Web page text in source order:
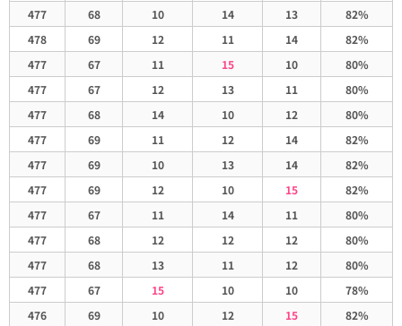
477
68 10 14 13
82%
478
69 12 11 14
82%
477
67 11 15 10
80%
477
67 12 13 11
80%
477
68 14 10 12
80%
477
69 11 12 14
82%
477
69 10 13 14
82%
477
69 12 10 15
82%
477
67 11 14 11
80%
477
68 12 12 12
80%
477
68 13 11 12
80%
477
67 15 10 10
78%
476
69 10 12 15
82%